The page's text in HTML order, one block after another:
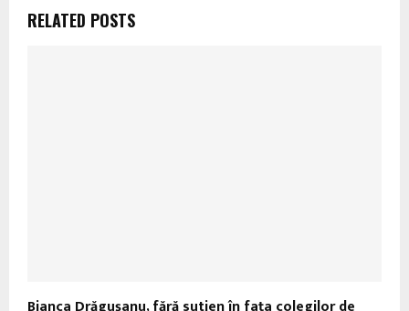
RELATED POSTS